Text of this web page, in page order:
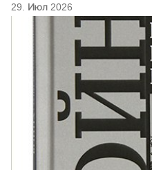
29. Июл 2026